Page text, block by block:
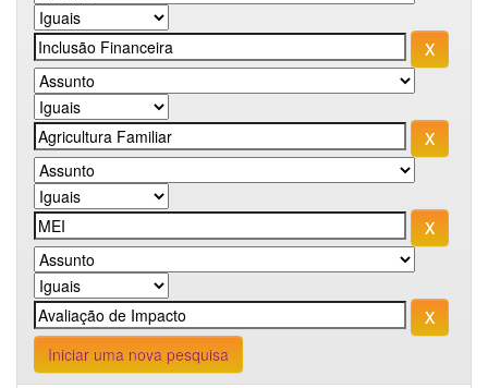
Iniciar uma nova pesquisa